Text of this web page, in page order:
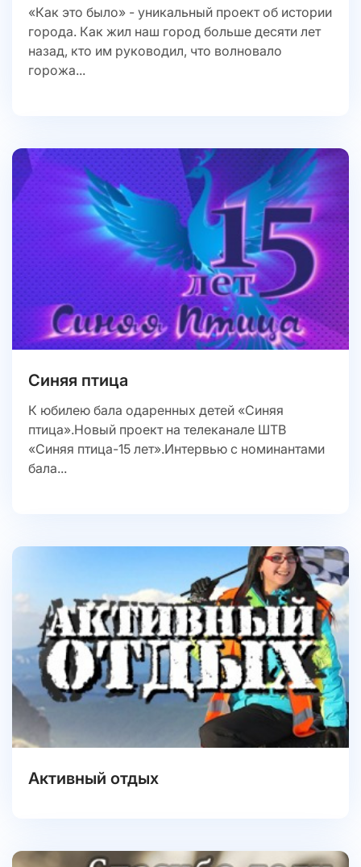
«Как это было» - уникальный проект об истории
города. Как жил наш город больше десяти лет
назад, кто им руководил, что волновало
горожа...
Синяя птица
К юбилею бала одаренных детей «Синяя
птица».Новый проект на телеканале ШТВ
«Синяя птица-15 лет».Интервью с номинантами
бала...
Активный отдых